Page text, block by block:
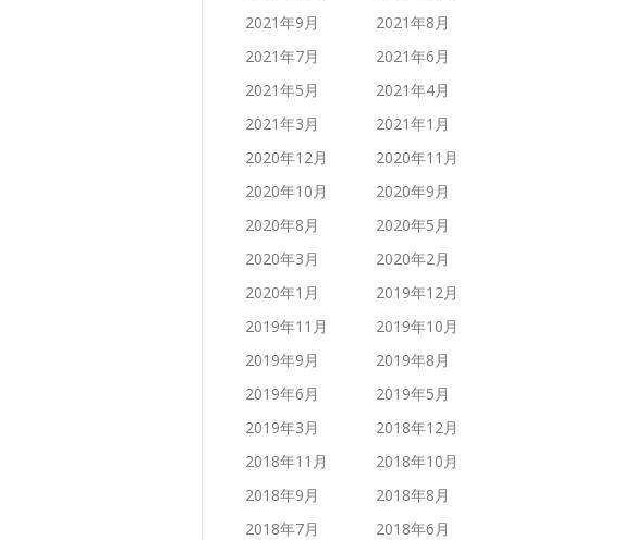
2021年9月
2021年8月
2021年7月
2021年6月
2021年5月
2021年4月
2021年3月
2021年1月
2020年12月
2020年11月
2020年10月
2020年9月
2020年8月
2020年5月
2020年3月
2020年2月
2020年1月
2019年12月
2019年11月
2019年10月
2019年9月
2019年8月
2019年6月
2019年5月
2019年3月
2018年12月
2018年11月
2018年10月
2018年9月
2018年8月
2018年7月
2018年6月